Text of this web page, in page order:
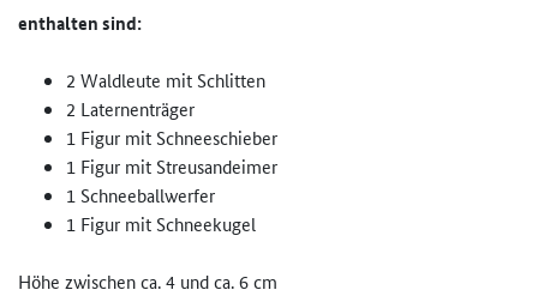
enthalten sind:
2 Waldleute mit Schlitten
2 Laternenträger
1 Figur mit Schneeschieber
1 Figur mit Streusandeimer
1 Schneeballwerfer
1 Figur mit Schneekugel
Höhe zwischen ca. 4 und ca. 6 cm